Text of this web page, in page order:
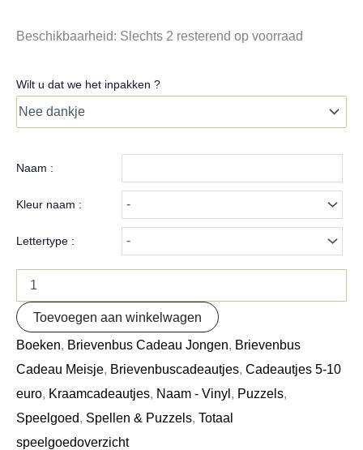
Beschikbaarheid: Slechts 2 resterend op voorraad
Wilt u dat we het inpakken ?
Naam :
Kleur naam :
Lettertype :
Toevoegen aan winkelwagen
Boeken Brievenbus Cadeau Jongen Brievenbus
Cadeau Meisje Brievenbuscadeautjes Cadeautjes 5-10
euro Kraamcadeautjes Naam - Vinyl Puzzels
Speelgoed Spellen & Puzzels Totaal
speelgoedoverzicht